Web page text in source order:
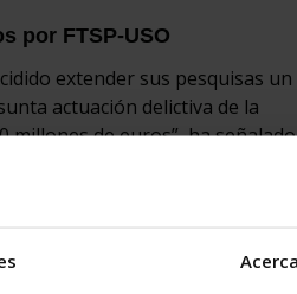
por FTSP-USO
extender sus pesquisas un
actuación delictiva de la
millones de euros”, ha
pedirá un mínimo de 8 años